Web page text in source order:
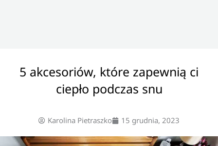
5 akcesoriów, które zapewnią ci
ciepło podczas snu
Karolina Pietraszko 15 grudnia, 2023